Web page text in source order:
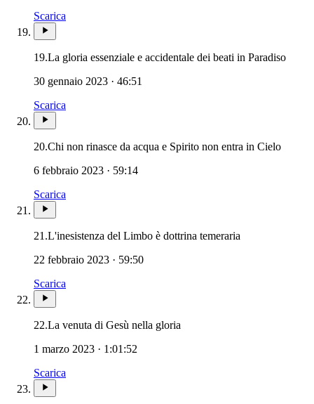
Scarica
19.La gloria essenziale e accidentale dei beati in Paradiso
30 gennaio 2023 · 46:51
Scarica
20.Chi non rinasce da acqua e Spirito non entra in Cielo
6 febbraio 2023 · 59:14
Scarica
21.L'inesistenza del Limbo è dottrina temeraria
22 febbraio 2023 · 59:50
Scarica
22.La venuta di Gesù nella gloria
1 marzo 2023 · 1:01:52
Scarica